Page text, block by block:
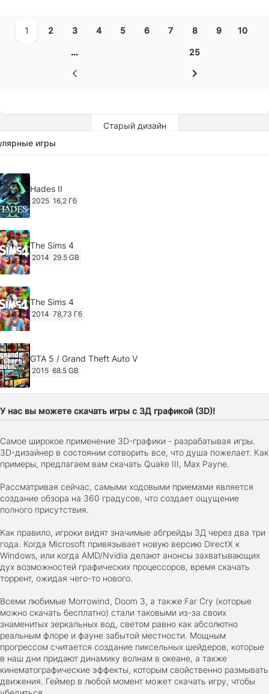
1 2 3 4 5 6 7 8 9 10
... 25
Старый дизайн
игры
Hades II
2025 16,2 Гб
The Sims 4
2014 29.5 GB
The Sims 4
2014 78,73 Гб
GTA 5 / Grand Theft Auto V
2015 68.5 GB
Ghost of Tsushima: Director's Cut v.1053.8.1023.1614
[RePack Decepticon] (2024)
Cyberpunk 2077
2020 49.4 GB
игры] (2020-2024)
2020-2024 68,09 Гб
Euro Truck Simulator 2 v.1.60.1.7s [Папка игры] (2012)
2012 37,77 Гб
Forza Horizon 5 v.688.044 [Папка игры] (2021)
176,66 Гб
У нас вы можете скачать игры с 3Д графикой (3D)!
Самое широкое применение 3D-графики - разрабатывая игры.
3D-дизайнер в состоянии сотворить все, что душа пожелает. Как
примеры, предлагаем вам скачать Quake III, Max Payne.
Рассматривая сейчас, самыми ходовыми приемами является
создание обзора на 360 градусов, что создает ощущение
полного присутствия.
Как правило, игроки видят значимые абгрейды 3Д через два три
года. Когда Microsoft привязывает новую версию DirectX к
Windows, или когда AMD/Nvidia делают анонсы захватывающих
дух возможностей графических процессоров, время скачать
торрент, ожидая чего-то нового.
Всеми любимые Morrowind, Doom 3, а также Far Cry (которые
можно скачать бесплатно) стали таковыми из-за своих
знаменитых зеркальных вод, светом равно как абсолютно
реальным флоре и фауне забытой местности. Мощным
прогрессом считается создание пиксельных шейдеров, которые
в наш дни придают динамику волнам в океане, а также
кинематографические эффекты, которым свойственно размывать
движения. Геймер в любой момент может скачать игру, чтобы